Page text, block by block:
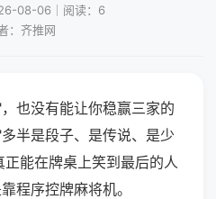
08-06｜阅读：6
：齐推网
也没有能让你稳赢三家的
半是段子、是传说、是少
能在牌桌上笑到最后的人
程序控牌麻将机。